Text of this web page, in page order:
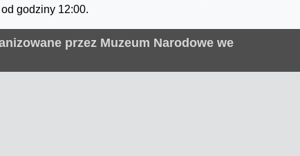
godziny 12:00.
przez Muzeum Narodowe we